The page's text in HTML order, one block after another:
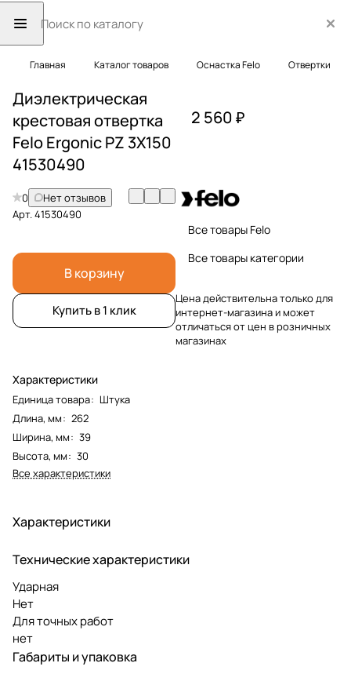
Главная Каталог товаров Оснастка Felo Отвертки
Диэлектрическая
крестовая отвертка
Felo Ergonic PZ 3X150
41530490
0
Нет отзывов
Арт.41530490
В корзину
Купить в 1 клик
Характеристики
Единица товара: Штука
Длина, мм: 262
Ширина, мм: 39
Высота, мм: 30
Все характеристики
2 560 ₽
Все товары Felo
Все товары категории
Цена действительна только для
интернет-магазина и может
отличаться от цен в розничных
магазинах
Характеристики
Технические характеристики
Ударная
Нет
Для точных работ
нет
Габариты и упаковка